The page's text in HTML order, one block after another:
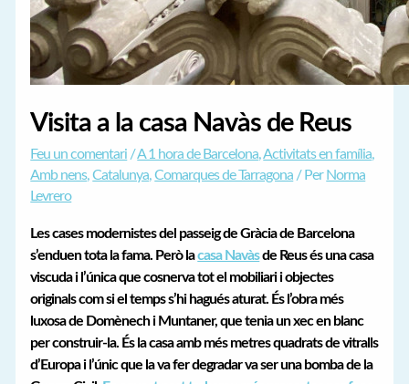
Visita a la casa Navàs de Reus
Feu un comentari /A 1 hora de Barcelona,Activitats en família,
Amb nens,Catalunya,Comarques de Tarragona / Per Norma
Levrero
Les cases modernistes del passeig de Gràcia de Barcelona
s’enduen tota la fama. Però lacasa Navàsde Reus és una casa
viscuda i l’única que cosnerva tot el mobiliari i objectes
originals com si el temps s’hi hagués aturat. És l’obra més
luxosa de Domènech i Muntaner, que tenia un xec en blanc
per construir-la. És la casa amb més metres quadrats de vitralls
d’Europa i l’únic que la va fer degradar va ser una bomba de la